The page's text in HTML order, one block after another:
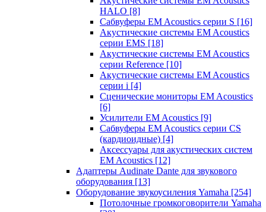
HALO [8]
Сабвуферы EM Acoustics серии S [16]
Акустические системы EM Acoustics
серии EMS [18]
Акустические системы EM Acoustics
серии Reference [10]
Акустические системы EM Acoustics
серии i [4]
Сценические мониторы EM Acoustics
[6]
Усилители EM Acoustics [9]
Сабвуферы EM Acoustics серии CS
(кардиоидные) [4]
Аксессуары для акустических систем
EM Acoustics [12]
Адаптеры Audinate Dante для звукового
оборудования [13]
Оборудование звукоусиления Yamaha [254]
Потолочные громкоговорители Yamaha